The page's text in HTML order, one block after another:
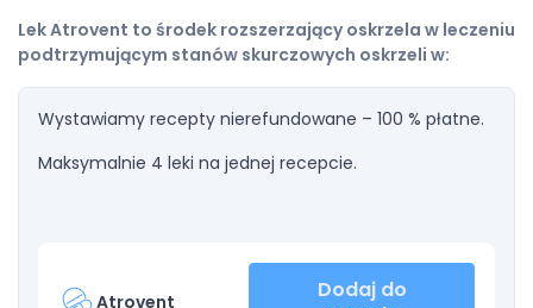
Lek Atrovent to środek rozszerzający oskrzela w leczeniu
podtrzymującym stanów skurczowych oskrzeli w:
Wystawiamy recepty nierefundowane – 100 % płatne.
Maksymalnie 4 leki na jednej recepcie.
Atrovent
Dodaj do